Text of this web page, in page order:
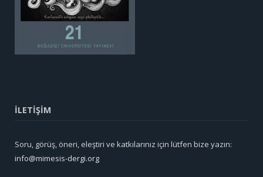
İLETİŞİM
Soru, görüş, öneri, eleştiri ve katkılarınız için lütfen bize yazın:
info@mimesis-dergi.org